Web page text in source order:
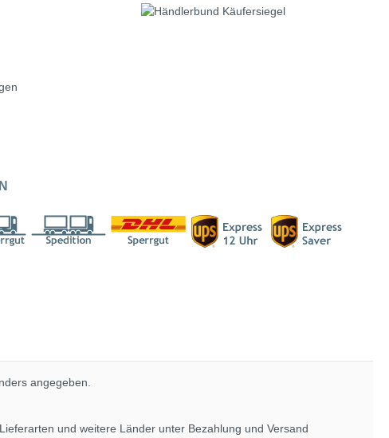
angegeben.
und weitere Länder unter Bezahlung und Versand